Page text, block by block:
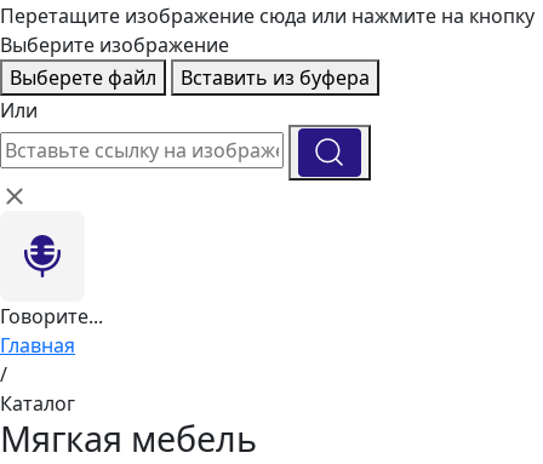
Перетащите изображение сюда или нажмите на кнопку
Выберите изображение
Выберете файл
Вставить из буфера
Или
Говорите...
Главная
/
Каталог
Мягкая мебель